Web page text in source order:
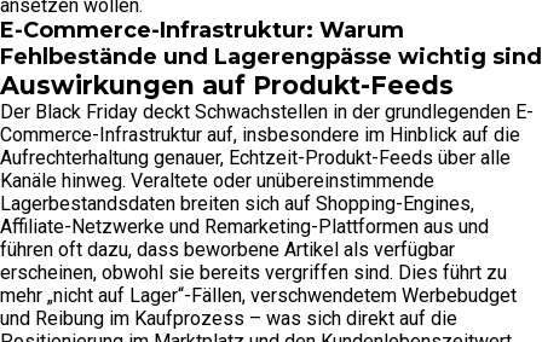
ansetzen wollen.
E-Commerce-Infrastruktur: Warum
Fehlbestände und Lagerengpässe wichtig sind
Auswirkungen auf Produkt-Feeds
Der Black Friday deckt Schwachstellen in der grundlegenden E-
Commerce-Infrastruktur auf, insbesondere im Hinblick auf die
Aufrechterhaltung genauer, Echtzeit-Produkt-Feeds über alle
Kanäle hinweg. Veraltete oder unübereinstimmende
Lagerbestandsdaten breiten sich auf Shopping-Engines,
Affiliate-Netzwerke und Remarketing-Plattformen aus und
führen oft dazu, dass beworbene Artikel als verfügbar
erscheinen, obwohl sie bereits vergriffen sind. Dies führt zu
mehr „nicht auf Lager“-Fällen, verschwendetem Werbebudget
und Reibung im Kaufprozess – was sich direkt auf die